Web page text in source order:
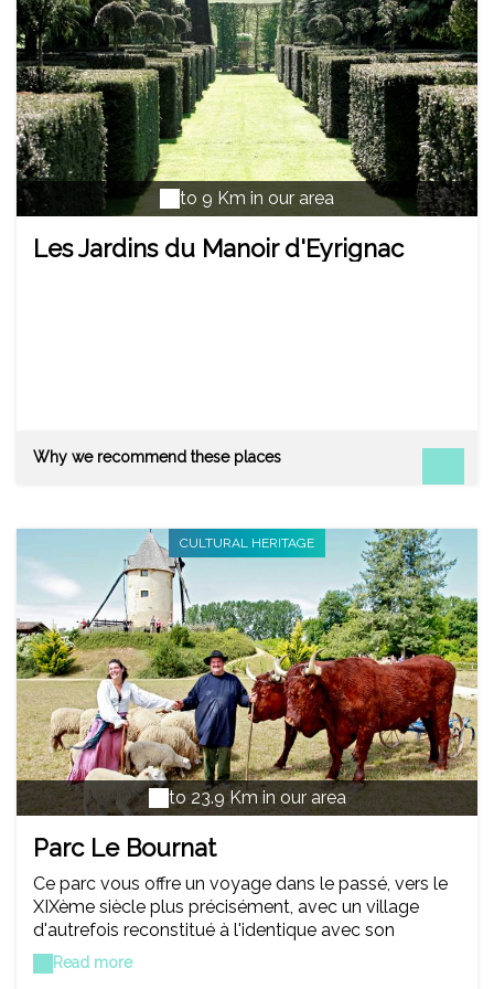
to 9 Km in our area
Les Jardins du Manoir d'Eyrignac
Why we recommend these places
CULTURAL HERITAGE
to 23.9 Km in our area
Parc Le Bournat
Ce parc vous offre un voyage dans le passé, vers le
XIXème siècle plus précisément, avec un village
d'autrefois reconstitué à l'identique avec son
meunier et son boulanger qui fait du pain au feu de
bois, son potier, son ferronnier, son souffleur de verre
Read more